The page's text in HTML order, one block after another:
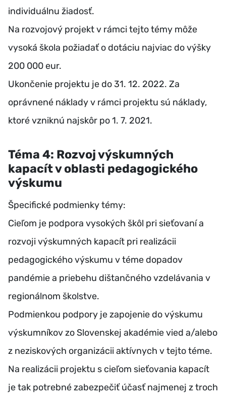
individuálnu žiadosť.
Na rozvojový projekt v rámci tejto témy môže
vysoká škola požiadať o dotáciu najviac do výšky
200 000 eur.
Ukončenie projektu je do 31. 12. 2022. Za
oprávnené náklady v rámci projektu sú náklady,
ktoré vzniknú najskôr po 1. 7. 2021.
Téma 4: Rozvoj výskumných
kapacít v oblasti pedagogického
výskumu
Špecifické podmienky témy:
Cieľom je podpora vysokých škôl pri sieťovaní a
rozvoji výskumných kapacít pri realizácii
pedagogického výskumu v téme dopadov
pandémie a priebehu dištančného vzdelávania v
regionálnom školstve.
Podmienkou podpory je zapojenie do výskumu
výskumníkov zo Slovenskej akadémie vied a/alebo
z neziskových organizácii aktívnych v tejto téme.
Na realizácii projektu s cieľom sieťovania kapacít
je tak potrebné zabezpečiť účasť najmenej z troch